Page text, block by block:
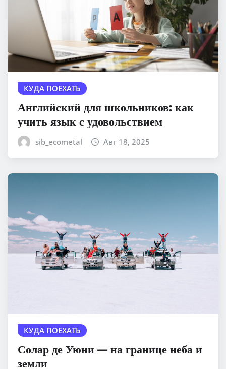
КУДА ПОЕХАТЬ
Английский для школьников: как
учить язык с удовольствием
sib_ecometal Авг 18, 2025
КУДА ПОЕХАТЬ
Солар де Уюни — на границе неба и
земли